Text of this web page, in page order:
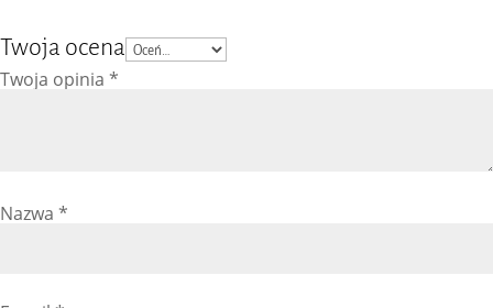
Twoja ocena
Twoja opinia *
Nazwa *